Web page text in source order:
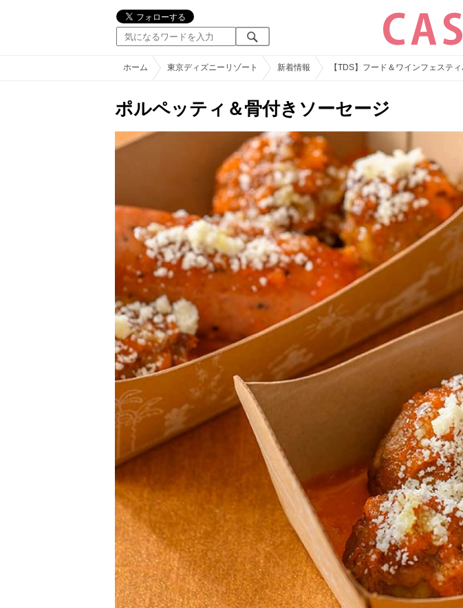
ホーム 東京ディズニーリゾート 新着情報 【TDS】フード＆ワインフェステ
ポルペッティ＆骨付きソーセージ